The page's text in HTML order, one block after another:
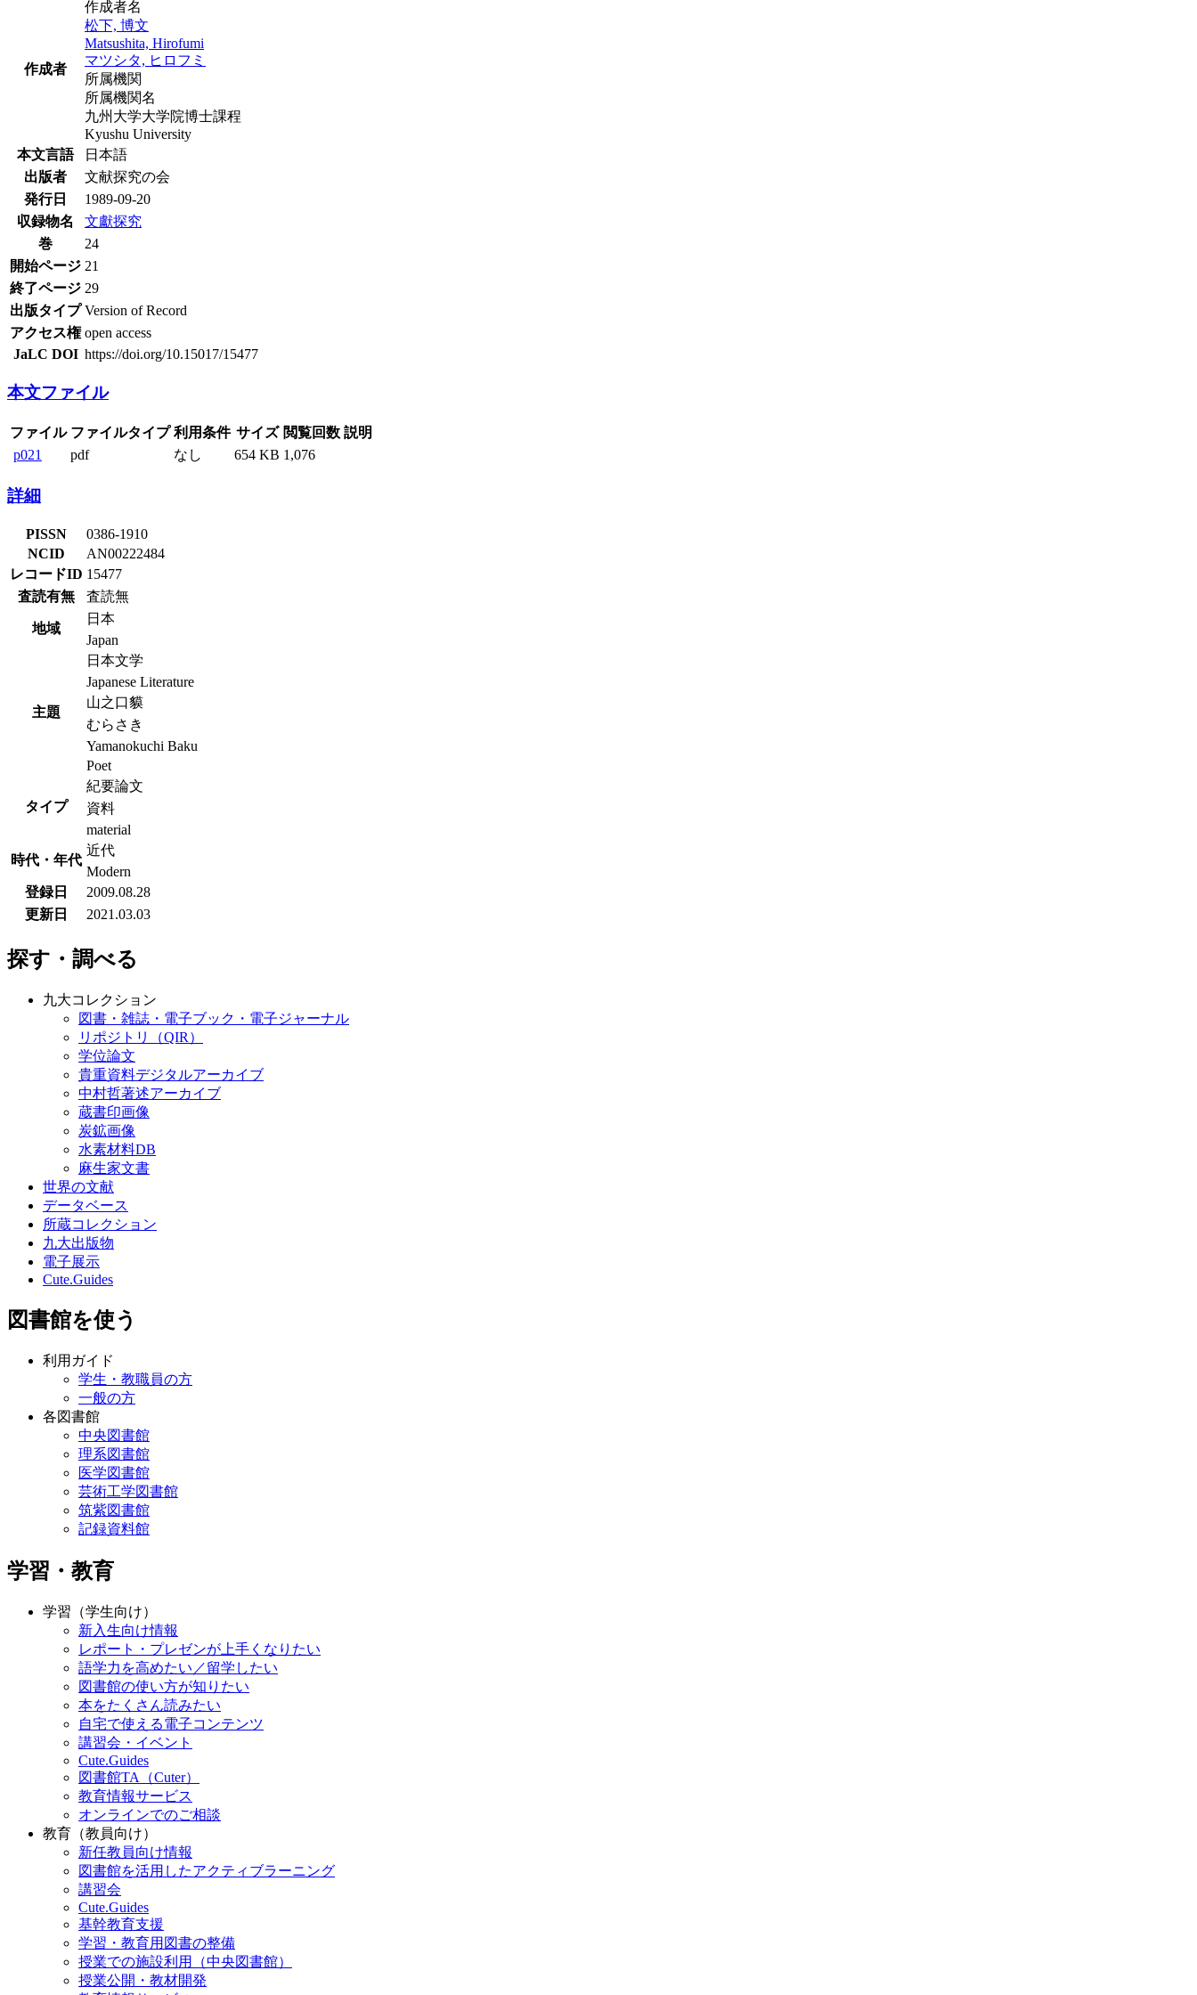
作成者
作成者名
松下, 博文
Matsushita, Hirofumi
マツシタ, ヒロフミ
所属機関
所属機関名
九州大学大学院博士課程
Kyushu University
本文言語
日本語
出版者
文献探究の会
発行日
1989-09-20
収録物名
文獻探究
巻
24
開始ページ 21
終了ページ 29
出版タイプ Version of Record
アクセス権 open access
JaLC DOI https://doi.org/10.15017/15477
本文ファイル
ファイル ファイルタイプ 利用条件 サイズ 閲覧回数 説明
p021
pdf なし 654 KB 1,076
詳細
PISSN
0386-1910
NCID
AN00222484
レコードID 15477
査読有無
査読無
地域
日本
Japan
主題
日本文学
Japanese Literature
山之口貘
むらさき
Yamanokuchi Baku
Poet
タイプ
紀要論文
資料
material
時代・年代
近代
Modern
登録日
2009.08.28
更新日
2021.03.03
探す・調べる
九大コレクション
図書・雑誌・電子ブック・電子ジャーナル
リポジトリ（QIR）
学位論文
貴重資料デジタルアーカイブ
中村哲著述アーカイブ
蔵書印画像
炭鉱画像
水素材料DB
麻生家文書
世界の文献
データベース
所蔵コレクション
九大出版物
電子展示
Cute.Guides
図書館を使う
利用ガイド
学生・教職員の方
一般の方
各図書館
中央図書館
理系図書館
医学図書館
芸術工学図書館
筑紫図書館
記録資料館
学習・教育
学習（学生向け）
新入生向け情報
レポート・プレゼンが上手くなりたい
語学力を高めたい／留学したい
図書館の使い方が知りたい
本をたくさん読みたい
自宅で使える電子コンテンツ
講習会・イベント
Cute.Guides
図書館TA（Cuter）
教育情報サービス
オンラインでのご相談
教育（教員向け）
新任教員向け情報
図書館を活用したアクティブラーニング
講習会
Cute.Guides
基幹教育支援
学習・教育用図書の整備
授業での施設利用（中央図書館）
授業公開・教材開発